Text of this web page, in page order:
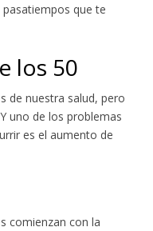
que te
los 50
de nuestra salud, pero
uno de los problemas
es el aumento de
comienzan con la